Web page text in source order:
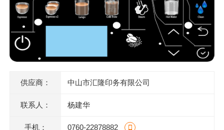
供应商： 中山市汇隆印务有限公司
联系人： 杨建华
手机： 0760-22878882